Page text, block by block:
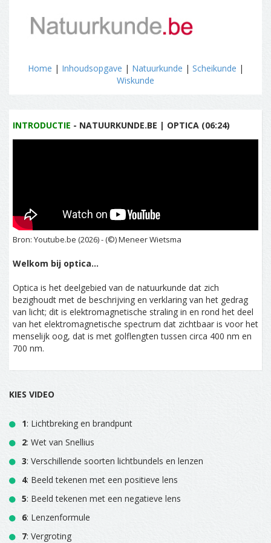
Home | Inhoudsopgave | Natuurkunde | Scheikunde |
Wiskunde
INTRODUCTIE - NATUURKUNDE.BE | OPTICA (06:24)
Bron: Youtube.be (2026) - (©) Meneer Wietsma
Welkom bij optica...
Optica is het deelgebied van de natuurkunde dat zich
bezighoudt met de beschrijving en verklaring van het gedrag
van licht; dit is elektromagnetische straling in en rond het deel
van het elektromagnetische spectrum dat zichtbaar is voor het
menselijk oog, dat is met golflengten tussen circa 400 nm en
700 nm.
KIES VIDEO
1: Lichtbreking en brandpunt
2: Wet van Snellius
3: Verschillende soorten lichtbundels en lenzen
4: Beeld tekenen met een positieve lens
5: Beeld tekenen met een negatieve lens
6: Lenzenformule
7: Vergroting